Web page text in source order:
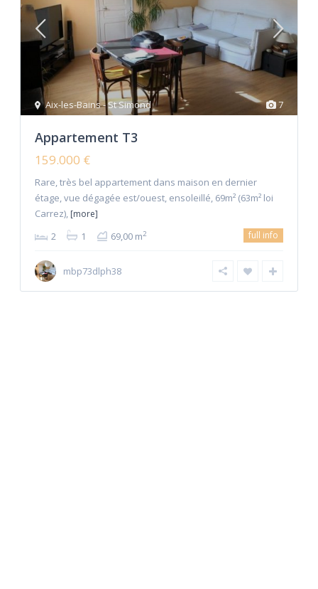
7
Aix-les-Bains - St Simond
Appartement T3
159.000 €
Rare, très bel appartement dans maison en dernier
étage, vue dégagée est/ouest, ensoleillé, 69m² (63m² loi
Carrez), [more]
2 1 69,00 m2 full info
mbp73dlph38